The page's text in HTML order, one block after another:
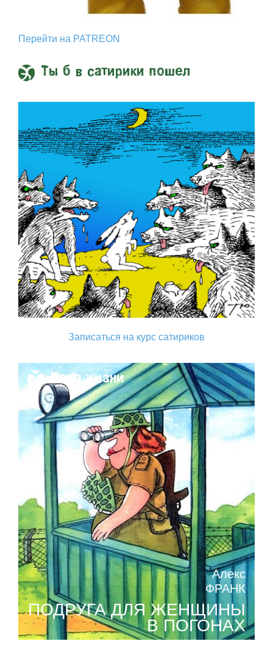
Перейти на PATREON
Ты б в сатирики пошел
Записаться на курс сатириков
Поза жизни
Алекс
ФРАНК
ПОДРУГА ДЛЯ ЖЕНЩИНЫ
В ПОГОНАХ